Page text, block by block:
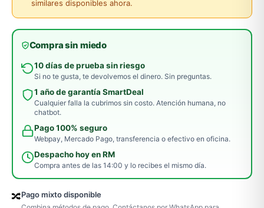
similares disponibles ahora.
Compra sin miedo
10 días de prueba sin riesgo
Si no te gusta, te devolvemos el dinero. Sin preguntas.
1 año de garantía SmartDeal
Cualquier falla la cubrimos sin costo. Atención humana, no
chatbot.
Pago 100% seguro
Webpay, Mercado Pago, transferencia o efectivo en oficina.
Despacho hoy en RM
Compra antes de las 14:00 y lo recibes el mismo día.
🔀Pago mixto disponible